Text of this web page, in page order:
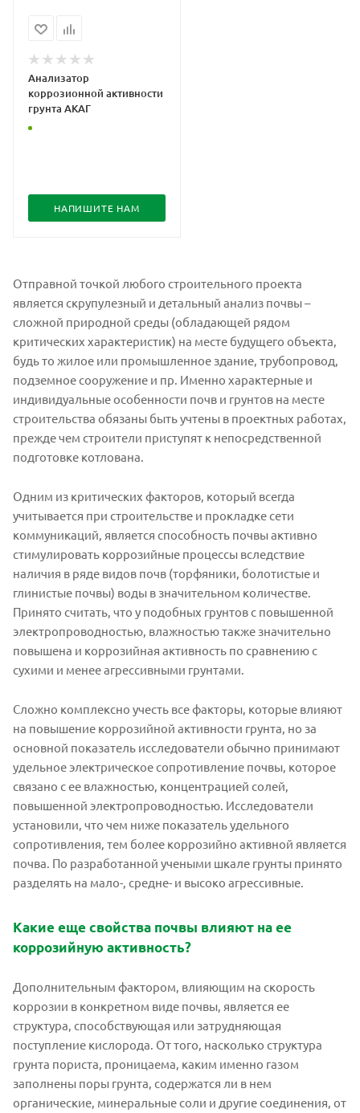
Анализатор
коррозионной активности
грунта АКАГ
НАПИШИТЕ НАМ
Отправной точкой любого строительного проекта
является скрупулезный и детальный анализ почвы –
сложной природной среды (обладающей рядом
критических характеристик) на месте будущего объекта,
будь то жилое или промышленное здание, трубопровод,
подземное сооружение и пр. Именно характерные и
индивидуальные особенности почв и грунтов на месте
строительства обязаны быть учтены в проектных работах,
прежде чем строители приступят к непосредственной
подготовке котлована.
Одним из критических факторов, который всегда
учитывается при строительстве и прокладке сети
коммуникаций, является способность почвы активно
стимулировать коррозийные процессы вследствие
наличия в ряде видов почв (торфяники, болотистые и
глинистые почвы) воды в значительном количестве.
Принято считать, что у подобных грунтов с повышенной
электропроводностью, влажностью также значительно
повышена и коррозийная активность по сравнению с
сухими и менее агрессивными грунтами.
Сложно комплексно учесть все факторы, которые влияют
на повышение коррозийной активности грунта, но за
основной показатель исследователи обычно принимают
удельное электрическое сопротивление почвы, которое
связано с ее влажностью, концентрацией солей,
повышенной электропроводностью. Исследователи
установили, что чем ниже показатель удельного
сопротивления, тем более коррозийно активной является
почва. По разработанной учеными шкале грунты принято
разделять на мало-, средне- и высоко агрессивные.
Какие еще свойства почвы влияют на ее
коррозийную активность?
Дополнительным фактором, влияющим на скорость
коррозии в конкретном виде почвы, является ее
структура, способствующая или затрудняющая
поступление кислорода. От того, насколько структура
грунта пориста, проницаема, каким именно газом
заполнены поры грунта, содержатся ли в нем
органические, минеральные соли и другие соединения, от